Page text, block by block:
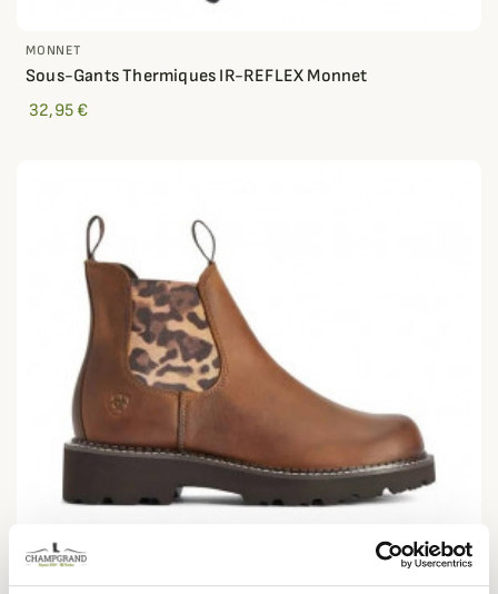
MONNET
Sous-Gants Thermiques IR-REFLEX Monnet
32,95 €